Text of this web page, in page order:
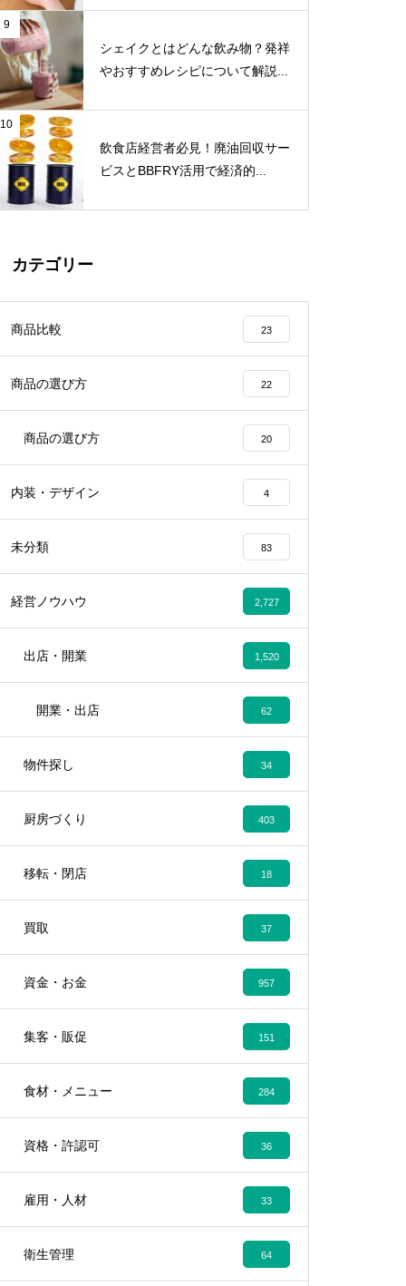
9
シェイクとはどんな飲み物？発祥
やおすすめレシピについて解説...
10
飲食店経営者必見！廃油回収サー
ビスとBBFRY活用で経済的...
カテゴリー
商品比較 23
商品の選び方 22
商品の選び方 20
内装・デザイン 4
未分類 83
経営ノウハウ 2,727
出店・開業 1,520
開業・出店 62
物件探し 34
厨房づくり 403
移転・閉店 18
買取 37
資金・お金 957
集客・販促 151
食材・メニュー 284
資格・許認可 36
雇用・人材 33
衛生管理 64